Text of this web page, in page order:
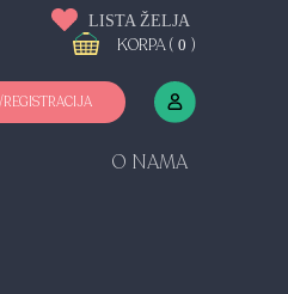
REGISTRACIJA
LISTA ŽELJA
KORPA ( 0 )
O NAMA